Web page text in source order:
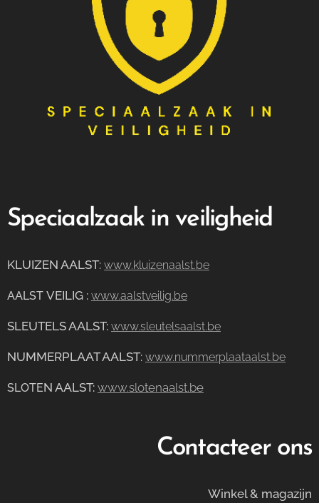
Speciaalzaak in veiligheid
KLUIZEN AALST: www.kluizenaalst.be
AALST VEILIG : www.aalstveilig.be
SLEUTELS AALST: www.sleutelsaalst.be
NUMMERPLAAT AALST: www.nummerplaataalst.be
SLOTEN AALST: www.slotenaalst.be
Contacteer ons
Winkel & magazijn